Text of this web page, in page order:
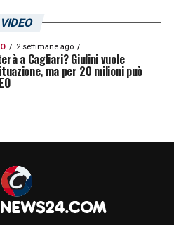
VIDEO
2 settimane ago
a Cagliari? Giulini vuole
ma per 20 milioni può